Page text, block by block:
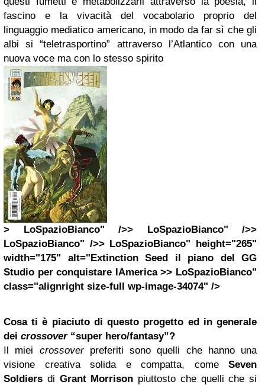
fascino e la vivacità del vocabolario proprio del
linguaggio mediatico americano, in modo da far sì che gli
albi si “teletrasportino” attraverso l’Atlantico con una
nuova voce ma con lo stesso spirito
> LoSpazioBianco" />> LoSpazioBianco" />>
LoSpazioBianco" />> LoSpazioBianco" height="265"
width="175" alt="Extinction Seed il piano del GG
Studio per conquistare lAmerica >> LoSpazioBianco"
class="alignright size-full wp-image-34074" />
Cosa ti è piaciuto di questo progetto ed in generale
dei crossover“super hero/fantasy”?
Il miei crossoverpreferiti sono quelli che hanno una
visione creativa solida e compatta, come Seven
Soldiers di Grant Morrison piuttosto che quelli che si